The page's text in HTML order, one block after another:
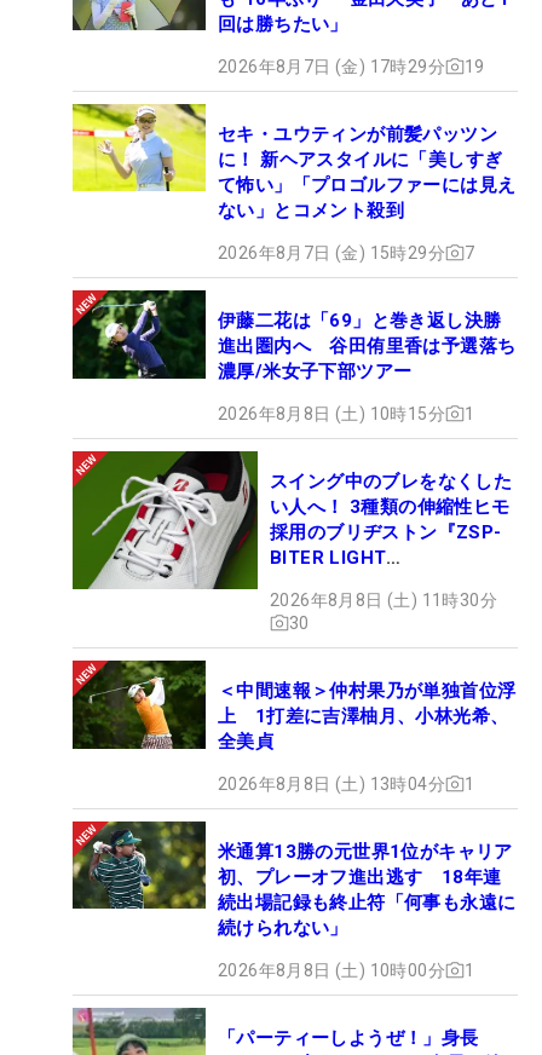
回は勝ちたい」
2026年8月7日 (金) 17時29分 19
セキ・ユウティンが前髪パッツン
に！ 新ヘアスタイルに「美しすぎ
て怖い」「プロゴルファーには見え
ない」とコメント殺到
2026年8月7日 (金) 15時29分 7
伊藤二花は「69」と巻き返し決勝
進出圏内へ 谷田侑里香は予選落ち
濃厚/米女子下部ツアー
2026年8月8日 (土) 10時15分 1
スイング中のブレをなくした
い人へ！ 3種類の伸縮性ヒモ
採用のブリヂストン『ZSP-
BITER LIGHT
ュー
2026年8月8日 (土) 11時30分
30
＜中間速報＞仲村果乃が単独首位浮
上 1打差に吉澤柚月、小林光希、
全美貞
2026年8月8日 (土) 13時04分 1
米通算13勝の元世界1位がキャリア
初、プレーオフ進出逃す 18年連
続出場記録も終止符「何事も永遠に
続けられない」
2026年8月8日 (土) 10時00分 1
「パーティーしようぜ！」身長